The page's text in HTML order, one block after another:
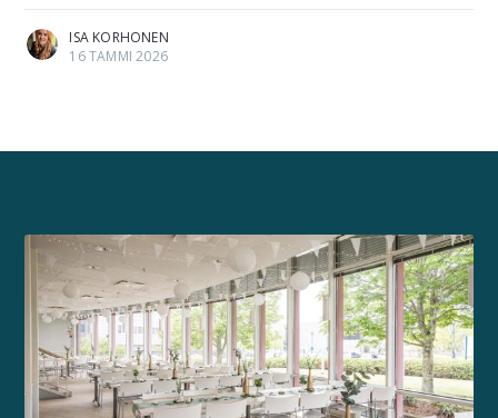
ISA KORHONEN
16 TAMMI 2026